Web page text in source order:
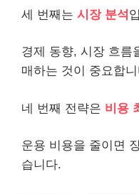
세 번째는 시장 분석
경제 동향, 시장 흐름
매하는 것이 중요합
네 번째 전략은 비용
운용 비용을 줄이면
습니다.